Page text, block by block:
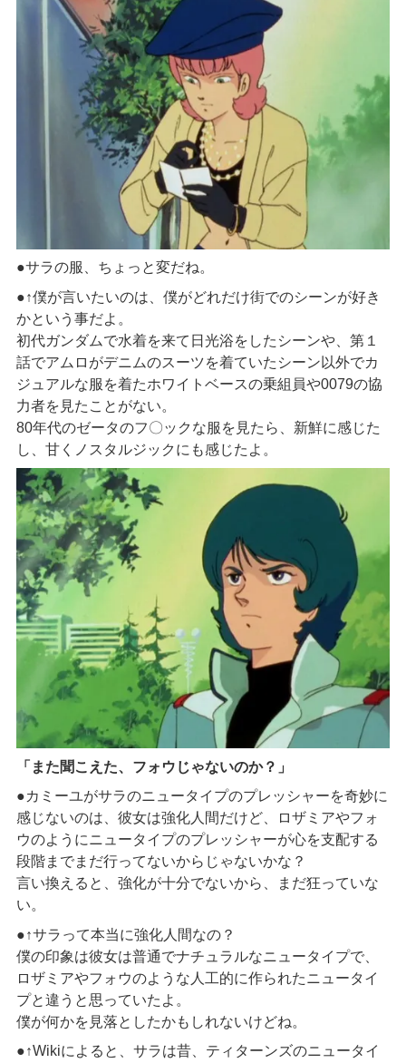
●サラの服、ちょっと変だね。
●↑僕が言いたいのは、僕がどれだけ街でのシーンが好き
かという事だよ。
初代ガンダムで水着を来て日光浴をしたシーンや、第１
話でアムロがデニムのスーツを着ていたシーン以外でカ
ジュアルな服を着たホワイトベースの乗組員や0079の協
力者を見たことがない。
80年代のゼータのフ〇ックな服を見たら、新鮮に感じた
し、甘くノスタルジックにも感じたよ。
「また聞こえた、フォウじゃないのか？」
●カミーユがサラのニュータイプのプレッシャーを奇妙に
感じないのは、彼女は強化人間だけど、ロザミアやフォ
ウのようにニュータイプのプレッシャーが心を支配する
段階までまだ行ってないからじゃないかな？
言い換えると、強化が十分でないから、まだ狂っていな
い。
●↑サラって本当に強化人間なの？
僕の印象は彼女は普通でナチュラルなニュータイプで、
ロザミアやフォウのような人工的に作られたニュータイ
プと違うと思っていたよ。
僕が何かを見落としたかもしれないけどね。
●↑Wikiによると、サラは昔、ティターンズのニュータイ